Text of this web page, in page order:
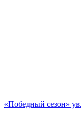
«Победный сезон»